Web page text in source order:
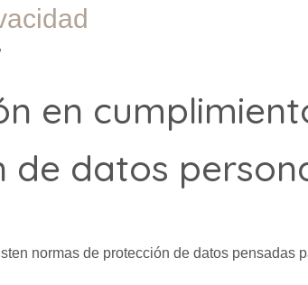
en
de datos
normas de protección de datos